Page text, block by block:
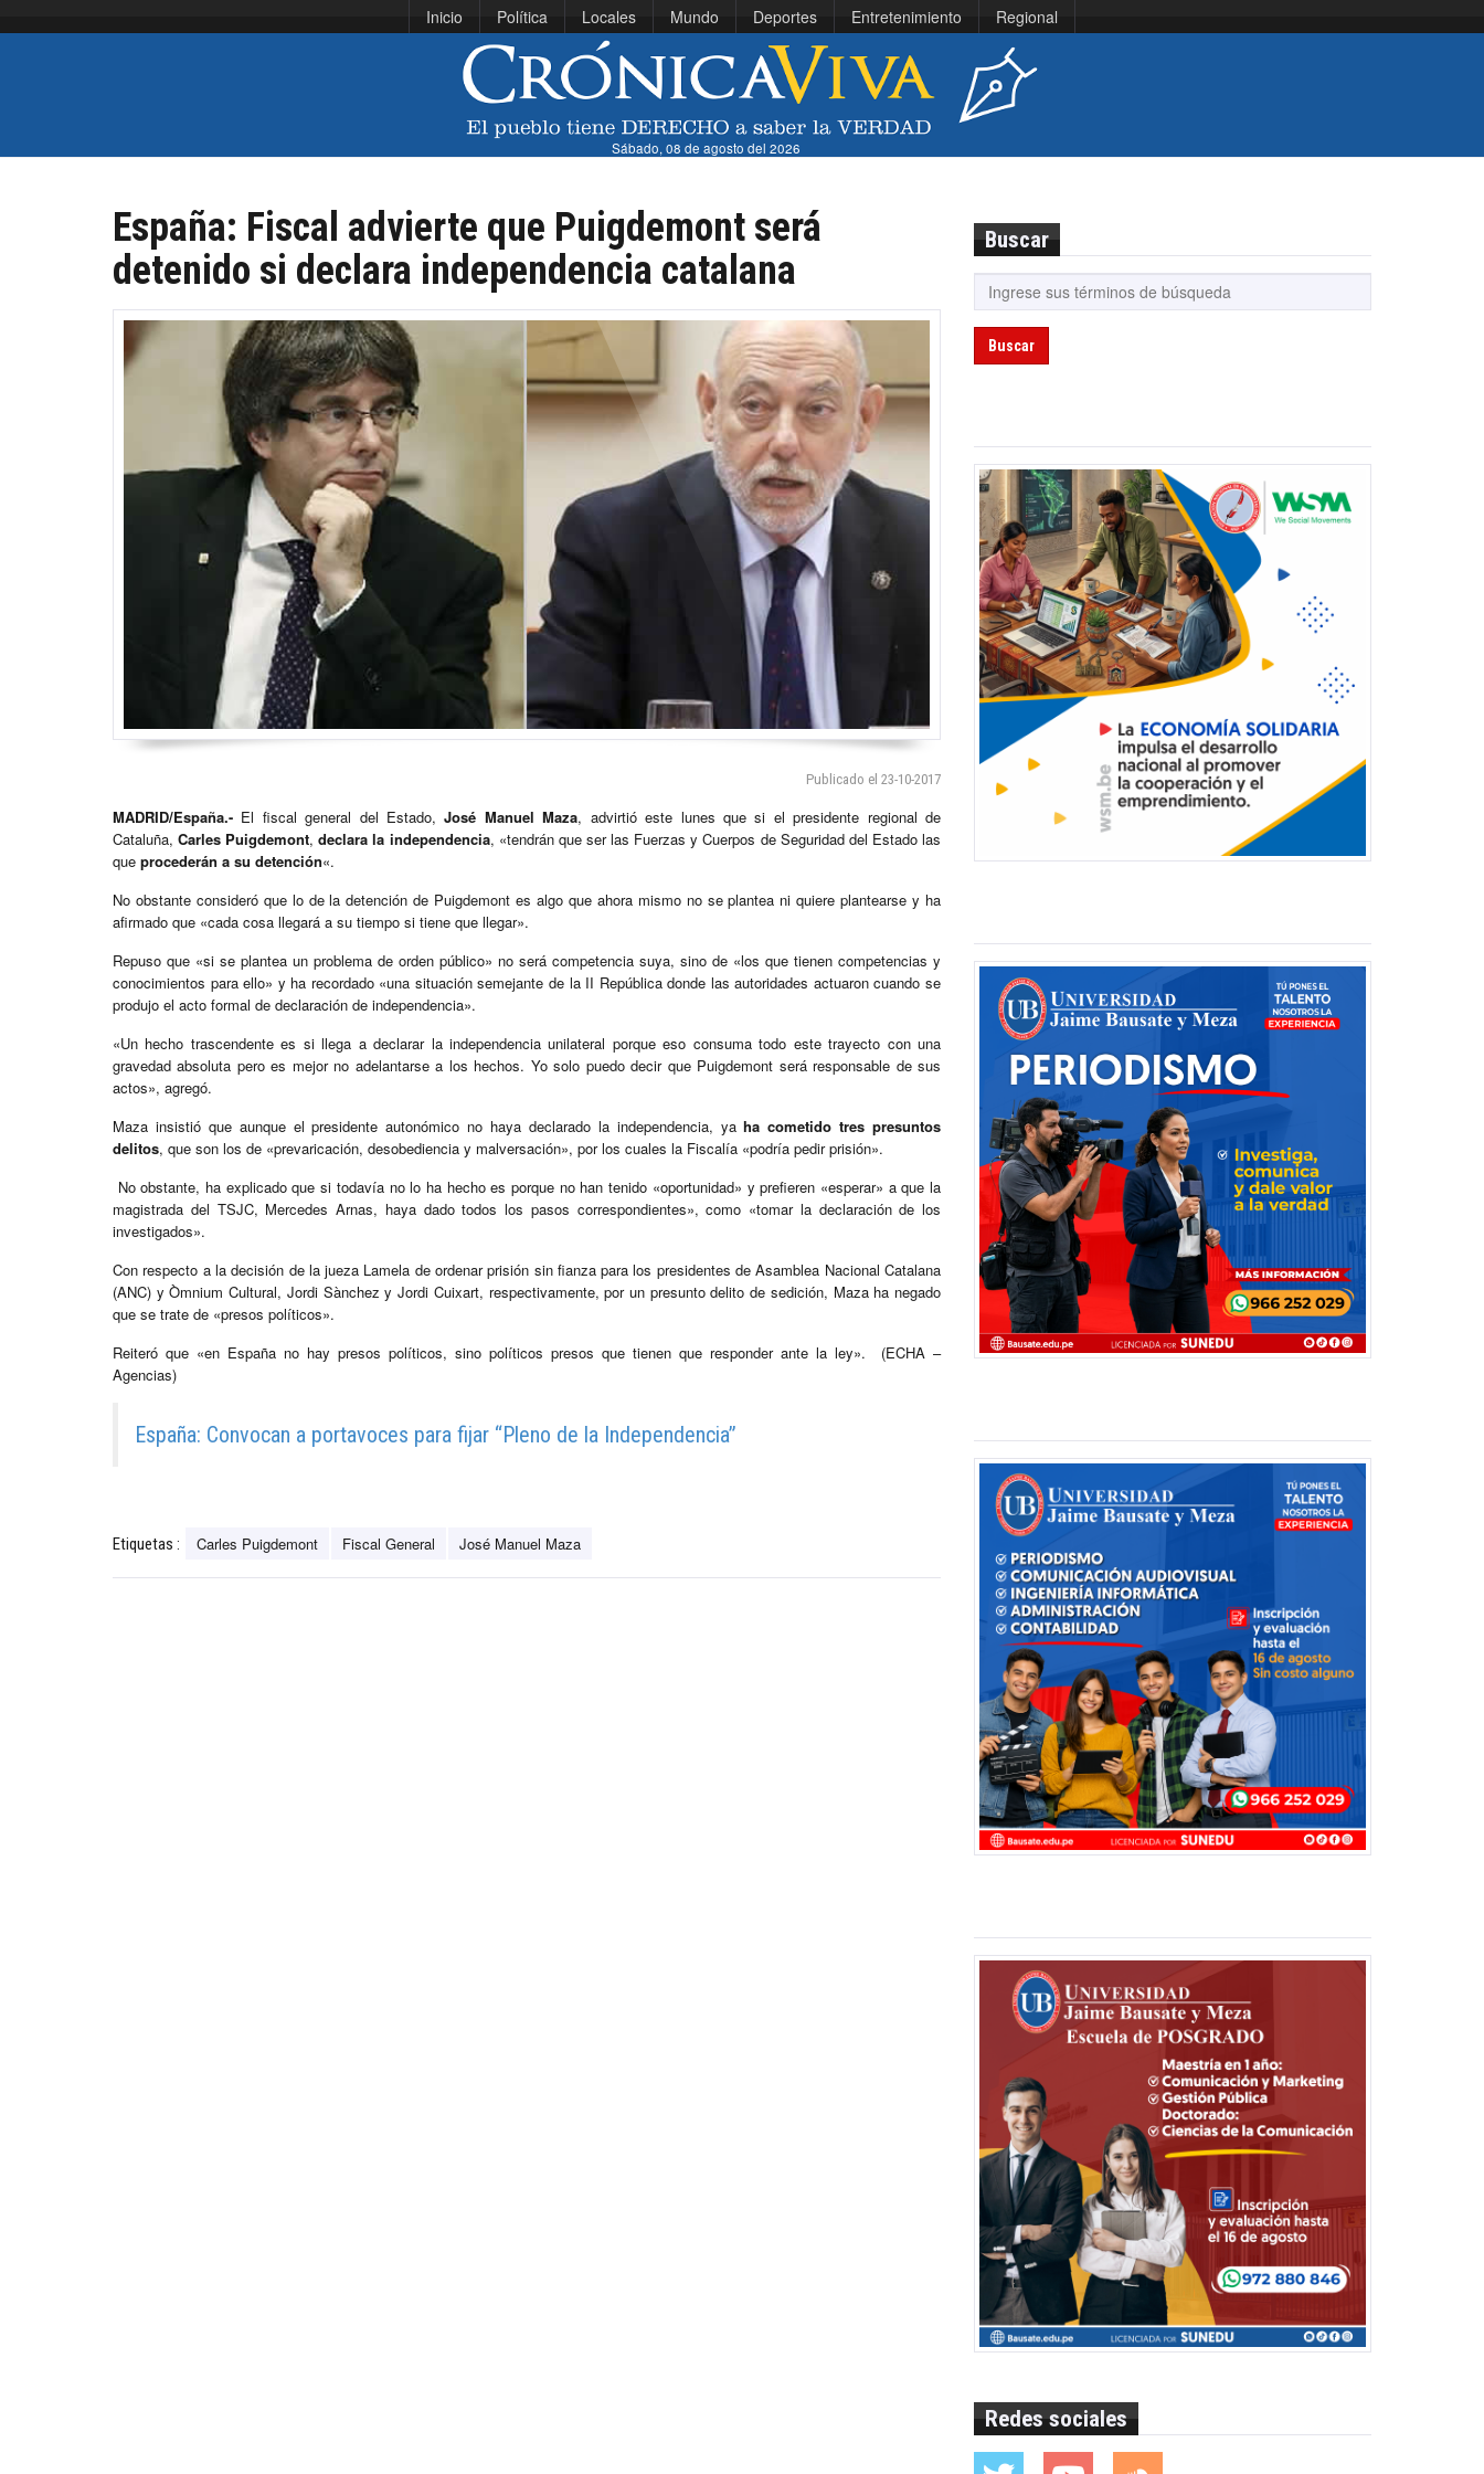
Inicio Política Locales Mundo Deportes Entretenimiento Regional
Sábado, 08 de agosto del 2026
España: Fiscal advierte que Puigdemont será
detenido si declara independencia catalana
Publicado el 23-10-2017
MADRID/España.- El fiscal general del Estado,José Manuel Maza, advirtió este lunes que si el presidente regional de
Cataluña,Carles Puigdemont,declara la independencia, «tendrán que ser las Fuerzas y Cuerpos de Seguridad del Estado las
que procederán a su detención«.
No obstante consideró que lo de la detención de Puigdemont es algo que ahora mismo no se plantea ni quiere plantearse y ha
afirmado que «cada cosa llegará a su tiempo si tiene que llegar».
Repuso que «si se plantea un problema de orden público» no será competencia suya, sino de «los que tienen competencias y
conocimientos para ello» y ha recordado «una situación semejante de la II República donde las autoridades actuaron cuando se
produjo el acto formal de declaración de independencia».
«Un hecho trascendente es si llega a declarar la independencia unilateral porque eso consuma todo este trayecto con una
gravedad absoluta pero es mejor no adelantarse a los hechos. Yo solo puedo decir que Puigdemont será responsable de sus
actos», agregó.
Maza insistió que aunque el presidente autonómico no haya declarado la independencia, yaha cometido tres presuntos
delitos, que son los de «prevaricación, desobediencia y malversación», por los cuales la Fiscalía «podría pedir prisión».
No obstante, ha explicado que si todavía no lo ha hecho es porque no han tenido «oportunidad» y prefieren «esperar» a que la
magistrada del TSJC, Mercedes Arnas, haya dado todos los pasos correspondientes», como «tomar la declaración de los
investigados».
Con respecto a la decisión de la jueza Lamela de ordenar prisión sin fianza para los presidentes de Asamblea Nacional Catalana
(ANC) y Òmnium Cultural, Jordi Sànchez y Jordi Cuixart, respectivamente, por un presunto delito de sedición, Maza ha negado
que se trate de «presos políticos».
Reiteró que «en España no hay presos políticos, sino políticos presos que tienen que responder ante la ley». (ECHA –
Agencias)
España: Convocan a portavoces para fijar “Pleno de la Independencia”
Etiquetas : Carles Puigdemont Fiscal General José Manuel Maza
Buscar
Buscar
Redes sociales